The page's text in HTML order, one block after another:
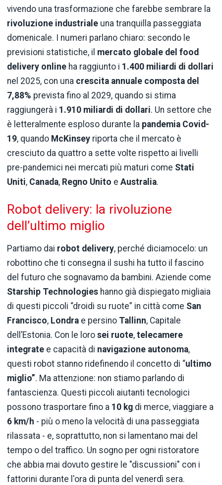
vivendo una trasformazione che farebbe sembrare la
rivoluzione industriale una tranquilla passeggiata
domenicale. I numeri parlano chiaro: secondo le
previsioni statistiche, il mercato globale del food
delivery online ha raggiunto i 1.400 miliardi di dollari
nel 2025, con una crescita annuale composta del
7,88% prevista fino al 2029, quando si stima
raggiungerà i 1.910 miliardi di dollari. Un settore che
è letteralmente esploso durante la pandemia Covid-
19, quando McKinsey riporta che il mercato è
cresciuto da quattro a sette volte rispetto ai livelli
pre-pandemici nei mercati più maturi come Stati
Uniti, Canada, Regno Unito e Australia.
Robot delivery: la rivoluzione
dell’ultimo miglio
Partiamo dai robot delivery, perché diciamocelo: un
robottino che ti consegna il sushi ha tutto il fascino
del futuro che sognavamo da bambini. Aziende come
Starship Technologies hanno già dispiegato migliaia
di questi piccoli “droidi su ruote” in città come San
Francisco, Londra e persino Tallinn, Capitale
dell’Estonia. Con le loro sei ruote, telecamere
integrate e capacità di navigazione autonoma,
questi robot stanno ridefinendo il concetto di “ultimo
miglio”. Ma attenzione: non stiamo parlando di
fantascienza. Questi piccoli aiutanti tecnologici
possono trasportare fino a 10 kg di merce, viaggiare a
6 km/h - più o meno la velocità di una passeggiata
rilassata - e, soprattutto, non si lamentano mai del
tempo o del traffico. Un sogno per ogni ristoratore
che abbia mai dovuto gestire le "discussioni" con i
fattorini durante l'ora di punta del venerdì sera.